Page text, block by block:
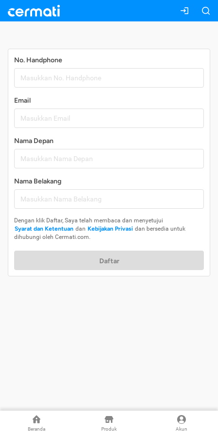
Beranda Produk Akun
No. Handphone
Email
Nama Depan
Nama Belakang
Dengan klik Daftar, Saya telah membaca dan menyetujui
Syarat dan Ketentuan dan Kebijakan Privasi dan bersedia untuk
dihubungi oleh Cermati.com.
Daftar